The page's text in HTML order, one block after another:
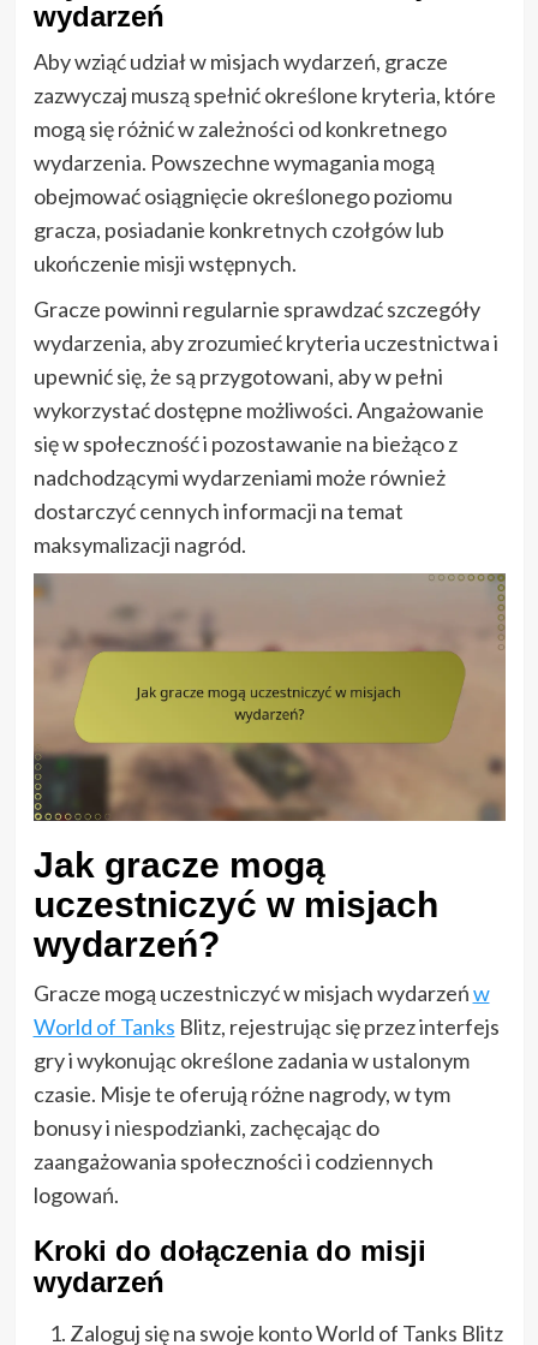
wydarzeń
Aby wziąć udział w misjach wydarzeń, gracze
zazwyczaj muszą spełnić określone kryteria, które
mogą się różnić w zależności od konkretnego
wydarzenia. Powszechne wymagania mogą
obejmować osiągnięcie określonego poziomu
gracza, posiadanie konkretnych czołgów lub
ukończenie misji wstępnych.
Gracze powinni regularnie sprawdzać szczegóły
wydarzenia, aby zrozumieć kryteria uczestnictwa i
upewnić się, że są przygotowani, aby w pełni
wykorzystać dostępne możliwości. Angażowanie
się w społeczność i pozostawanie na bieżąco z
nadchodzącymi wydarzeniami może również
dostarczyć cennych informacji na temat
maksymalizacji nagród.
Jak gracze mogą
uczestniczyć w misjach
wydarzeń?
Gracze mogą uczestniczyć w misjach wydarzeńw
World of Tanks Blitz, rejestrując się przez interfejs
gry i wykonując określone zadania w ustalonym
czasie. Misje te oferują różne nagrody, w tym
bonusy i niespodzianki, zachęcając do
zaangażowania społeczności i codziennych
logowań.
Kroki do dołączenia do misji
wydarzeń
Zaloguj się na swoje konto World of Tanks Blitz